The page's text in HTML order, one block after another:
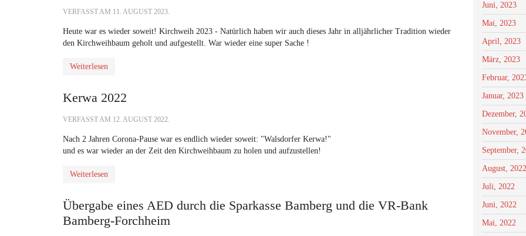
VERFASST AM 11. AUGUST 2023.
Heute war es wieder soweit! Kirchweih 2023 - Natürlich haben wir auch dieses Jahr in alljährlicher Tradition wieder
den Kirchweihbaum geholt und aufgestellt. War wieder eine super Sache !
Weiterlesen
Kerwa 2022
VERFASST AM 12. AUGUST 2022.
Nach 2 Jahren Corona-Pause war es endlich wieder soweit: "Walsdorfer Kerwa!"
und es war wieder an der Zeit den Kirchweihbaum zu holen und aufzustellen!
Weiterlesen
Übergabe eines AED durch die Sparkasse Bamberg und die VR-Bank
Bamberg-Forchheim
Juni, 2023
Mai, 2023
April, 2023
März, 2023
Februar,
Januar, 2023
Dezember,
November,
September,
August, 2022
Juli, 2022
Juni, 2022
Mai, 2022